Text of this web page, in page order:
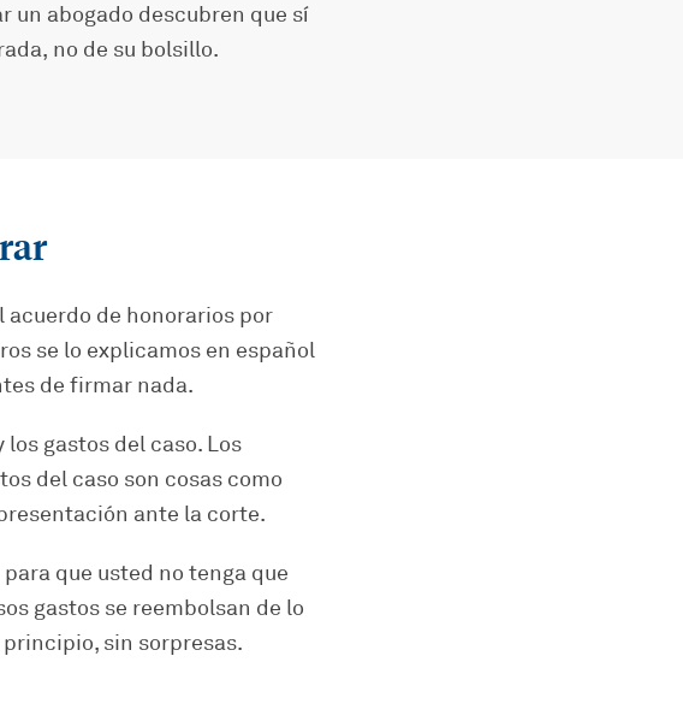
un abogado descubren que sí
no de su bolsillo.
acuerdo de honorarios por
se lo explicamos en español
de firmar nada.
gastos del caso. Los
del caso son cosas como
ante la corte.
que usted no tenga que
gastos se reembolsan de lo
sin sorpresas.